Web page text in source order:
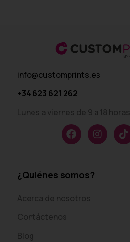
info@customprints.es
+34 623 621 262
Lunes a viernes de 9 a 18 horas
¿Quiénes somos?
Acerca de nosotros
Contáctenos
Blog